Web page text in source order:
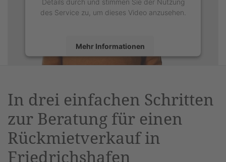
des Service zu, um dieses Video anzusehen.
Mehr Informationen
Management Platform&eRecht24
In drei einfachen Schritten
zur Beratung für einen
Rückmietverkauf in
Friedrichshafen